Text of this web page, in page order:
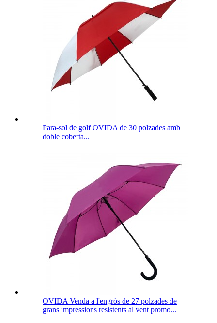
Para-sol de golf OVIDA de 30 polzades amb
doble coberta...
OVIDA Venda a l'engròs de 27 polzades de
grans impressions resistents al vent promo...